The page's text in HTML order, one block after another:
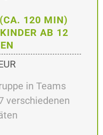
120 MIN)
AB 12
in Teams
verschiedenen